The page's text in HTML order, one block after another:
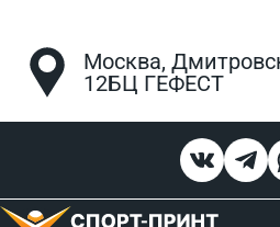
Москва,
12БЦ ГЕФЕСТ